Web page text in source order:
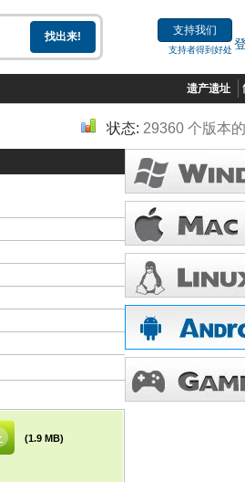
支持我们
支持者得到好处
遗产遗址
状态: 29360 个版本
(1.9 MB)